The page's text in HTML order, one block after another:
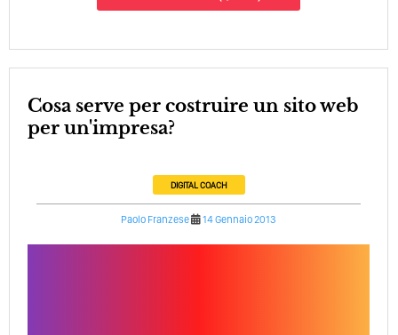
Cosa serve per costruire un sito web
per un'impresa?
DIGITAL COACH
Paolo Franzese 14 Gennaio 2013